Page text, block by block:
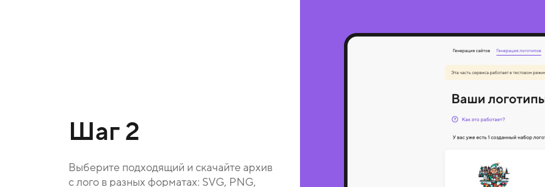
Шаг 2
Выберите подходящий и скачайте архив
с лого в разных форматах: SVG, PNG,